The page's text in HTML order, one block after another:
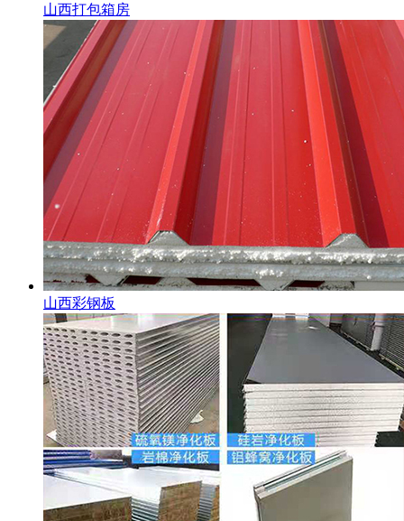
山西打包箱房
山西彩钢板